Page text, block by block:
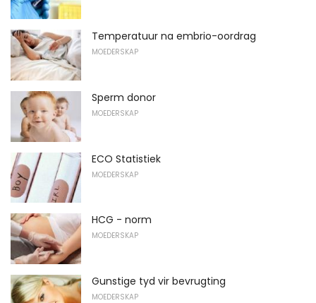
Temperatuur na embrio-oordrag
MOEDERSKAP
Sperm donor
MOEDERSKAP
ECO Statistiek
MOEDERSKAP
HCG - norm
MOEDERSKAP
Gunstige tyd vir bevrugting
MOEDERSKAP